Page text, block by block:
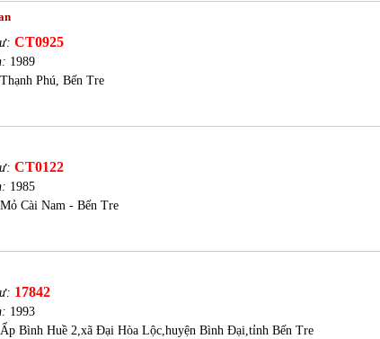
CT0925
1989
Thạnh Phú, Bến Tre
CT0122
1985
Mỏ Cài Nam - Bến Tre
17842
1993
Ấp Bình Huề 2,xã Đại Hòa Lộc,huyện Bình Đại,tỉnh Bến Tre